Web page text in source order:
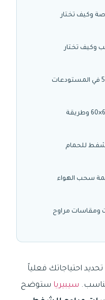
مروحة شفط 4 بوصة وكيف تختار
لمن تناسب وكيف تختار
استخدامات مروحة شفط 50×50 في المستودعات
متى تحتاج مروحة شفط حديد 60×60 وطريقة
للحمام
سحب الهواء
ومقاسات مراوح
احتياجاتك فعلياً
سيبيريا ستوضح